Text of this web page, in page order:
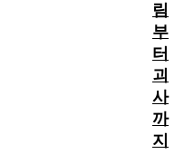
림
부
터
괴
사
까
지